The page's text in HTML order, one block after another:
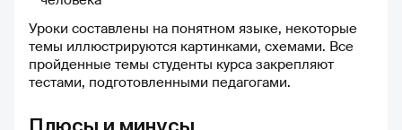
Уроки составлены на понятном языке, некоторые
темы иллюстрируются картинками, схемами. Все
пройденные темы студенты курса закрепляют
тестами, подготовленными педагогами.